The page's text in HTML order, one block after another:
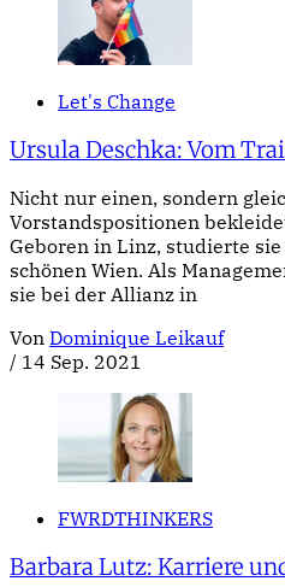
Let's Change
Ursula Deschka: Vom
Nicht nur einen, sondern
Vorstandspositionen
Geboren in Linz, studierte
schönen Wien. Als
sie bei der Allianz in
Von Dominique Leikauf
/ 14 Sep. 2021
FWRDTHINKERS
Barbara Lutz: Karriere